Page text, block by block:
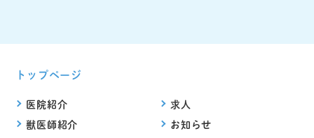
トップページ
医院紹介
獣医師紹介
求人
お知らせ